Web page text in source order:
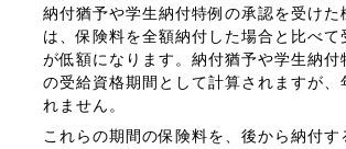
納付猶予や学生納付特例の承認を受けた
は、保険料を全額納付した場合と比べて
が低額になります。納付猶予や学生納付
の受給資格期間として計算されますが、
れません。
これらの期間の保険料を、後から納付